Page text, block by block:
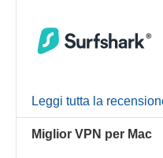
Leggi tutta la
Miglior VPN per Mac